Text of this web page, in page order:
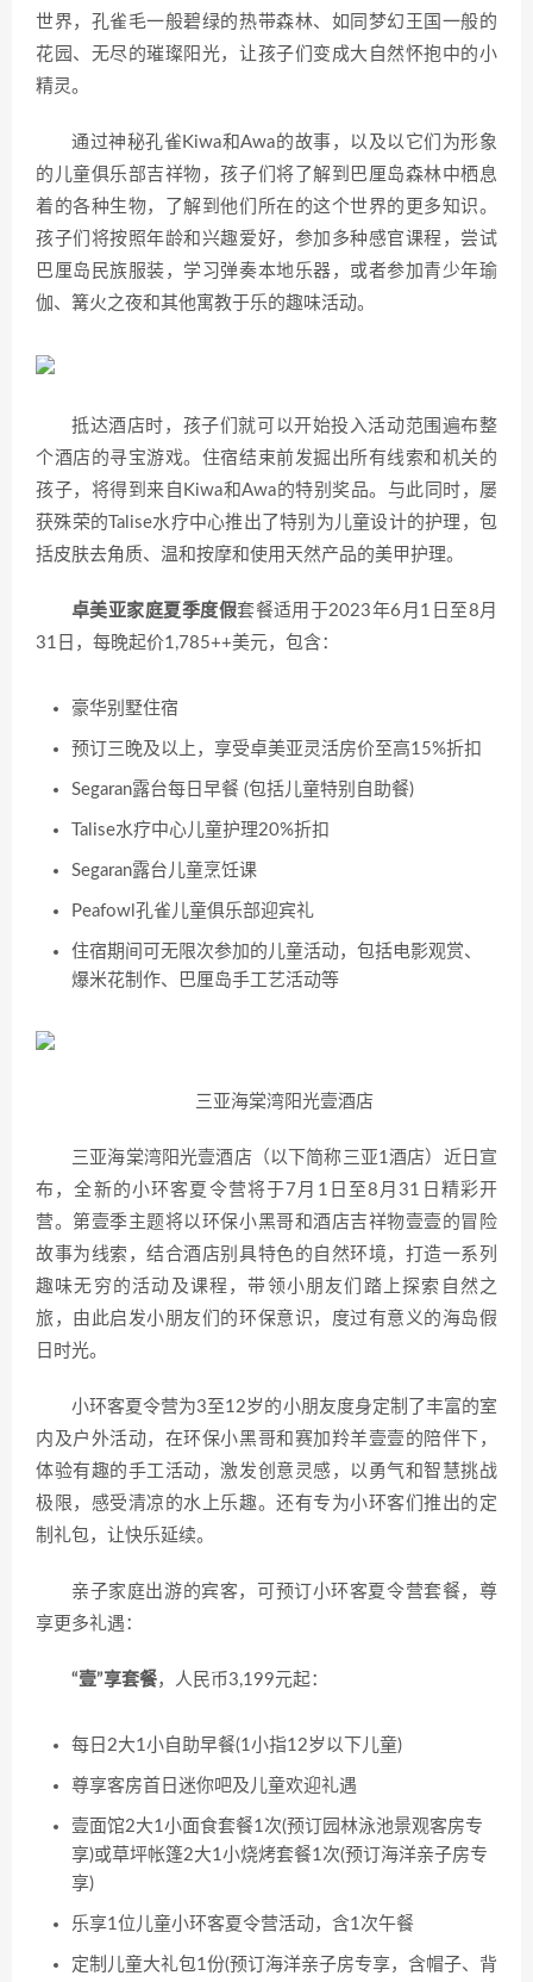
世界，孔雀毛一般碧绿的热带森林、如同梦幻王国一般的
花园、无尽的璀璨阳光，让孩子们变成大自然怀抱中的小
精灵。
通过神秘孔雀Kiwa和Awa的故事，以及以它们为形象
的儿童俱乐部吉祥物，孩子们将了解到巴厘岛森林中栖息
着的各种生物，了解到他们所在的这个世界的更多知识。
孩子们将按照年龄和兴趣爱好，参加多种感官课程，尝试
巴厘岛民族服装，学习弹奏本地乐器，或者参加青少年瑜
伽、篝火之夜和其他寓教于乐的趣味活动。
抵达酒店时，孩子们就可以开始投入活动范围遍布整
个酒店的寻宝游戏。住宿结束前发掘出所有线索和机关的
孩子，将得到来自Kiwa和Awa的特别奖品。与此同时，屡
获殊荣的Talise水疗中心推出了特别为儿童设计的护理，包
括皮肤去角质、温和按摩和使用天然产品的美甲护理。
卓美亚家庭夏季度假套餐适用于2023年6月1日至8月
31日，每晚起价1,785++美元，包含：
豪华别墅住宿
预订三晚及以上，享受卓美亚灵活房价至高15%折扣
Segaran露台每日早餐 (包括儿童特别自助餐)
Talise水疗中心儿童护理20%折扣
Segaran露台儿童烹饪课
Peafowl孔雀儿童俱乐部迎宾礼
住宿期间可无限次参加的儿童活动，包括电影观赏、
爆米花制作、巴厘岛手工艺活动等
三亚海棠湾阳光壹酒店
三亚海棠湾阳光壹酒店（以下简称三亚1酒店）近日宣
布，全新的小环客夏令营将于7月1日至8月31日精彩开
营。第壹季主题将以环保小黑哥和酒店吉祥物壹壹的冒险
故事为线索，结合酒店别具特色的自然环境，打造一系列
趣味无穷的活动及课程，带领小朋友们踏上探索自然之
旅，由此启发小朋友们的环保意识，度过有意义的海岛假
日时光。
小环客夏令营为3至12岁的小朋友度身定制了丰富的室
内及户外活动，在环保小黑哥和赛加羚羊壹壹的陪伴下，
体验有趣的手工活动，激发创意灵感，以勇气和智慧挑战
极限，感受清凉的水上乐趣。还有专为小环客们推出的定
制礼包，让快乐延续。
亲子家庭出游的宾客，可预订小环客夏令营套餐，尊
享更多礼遇：
“壹”享套餐，人民币3,199元起：
每日2大1小自助早餐(1小指12岁以下儿童)
尊享客房首日迷你吧及儿童欢迎礼遇
壹面馆2大1小面食套餐1次(预订园林泳池景观客房专
享)或草坪帐篷2大1小烧烤套餐1次(预订海洋亲子房专
享)
乐享1位儿童小环客夏令营活动，含1次午餐
定制儿童大礼包1份(预订海洋亲子房专享，含帽子、背